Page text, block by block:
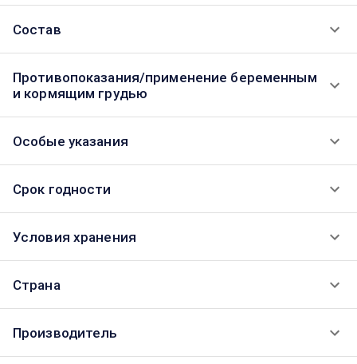
Состав
Противопоказания/применение беременным
и кормящим грудью
Особые указания
Срок годности
Условия хранения
Страна
Производитель